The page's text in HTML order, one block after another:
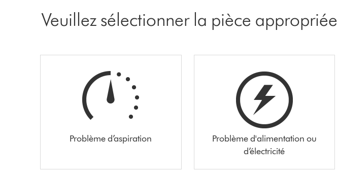
Veuillez sélectionner la pièce appropriée
Problème d’aspiration
Problème d'alimentation ou
d’électricité